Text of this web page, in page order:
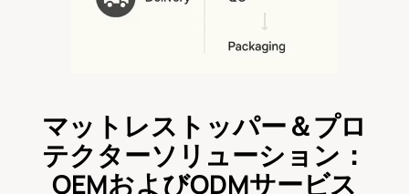
マットレストッパー＆プロ
テクターソリューション：
OEMおよびODMサービス